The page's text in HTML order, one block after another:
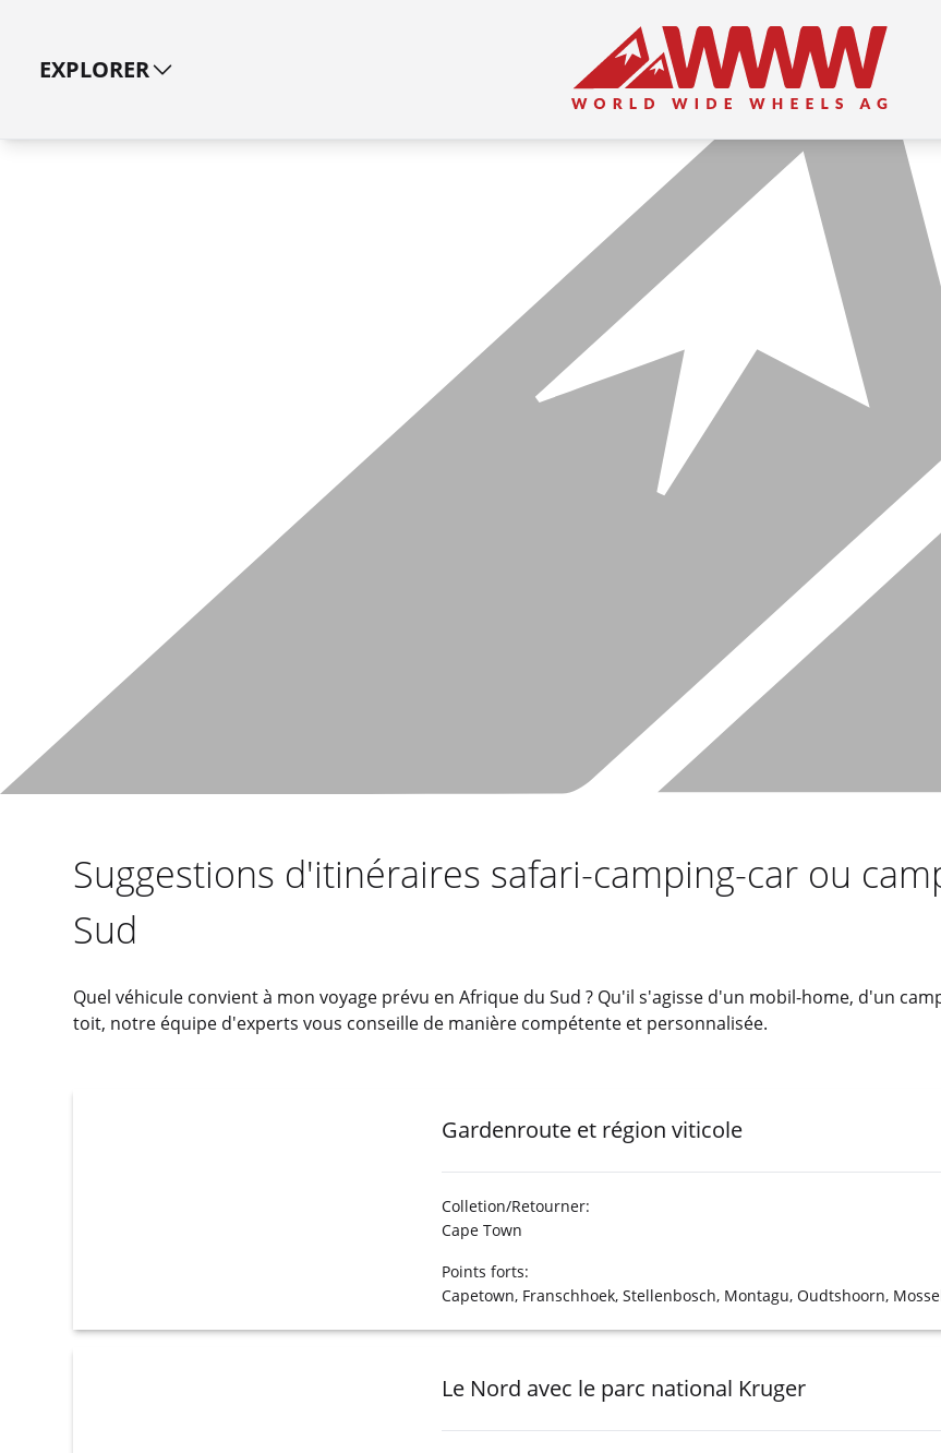
EXPLORER
Suggestions d'itinéraires safari-camping-car ou
Sud
Quel véhicule convient à mon voyage prévu en Afrique du Sud ? Qu'il s'agisse d'un mobil-home, d'un
toit, notre équipe d'experts vous conseille de manière compétente et personnalisée.
Gardenroute et région viticole
Colletion/Retourner:
Cape Town
Points forts:
Capetown, Franschhoek, Stellenbosch, Montagu, Oudtshoorn,
Le Nord avec le parc national Kruger